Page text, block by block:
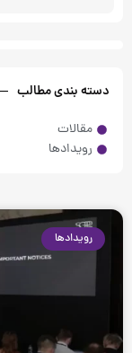
دسته بندی مطالب
مقالات
رویدادها
رویدادها